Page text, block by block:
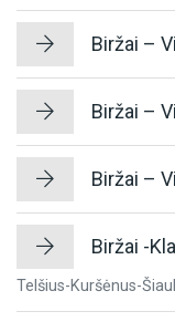
Biržai –
Biržai –
Biržai –
Biržai -
Telšius-Kuršėnus-